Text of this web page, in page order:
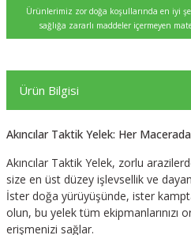
Ürünlerimiz zor doğa koşullarında en iyi
sağlığa zararlı maddeler içermeyen
Ürün Bilgisi
Akıncılar Taktik Yelek: Her Macerada
Akıncılar Taktik Yelek, zorlu
size en üst düzey işlevsellik ve
İster doğa yürüyüşünde, ister
olun, bu yelek tüm ekipmanlarınızı
erişmenizi sağlar.